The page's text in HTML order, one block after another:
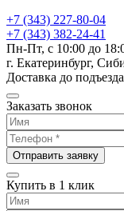
+7 (343) 227-80-04
+7 (343) 382-24-41
Пн-Пт, с 10:00 до
г. Екатеринбург,
Доставка до
Заказать звонок
Отправить заявку
Купить в 1 клик